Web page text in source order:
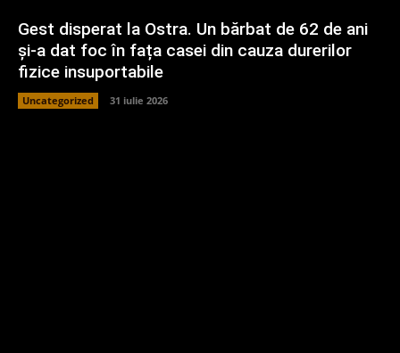
Gest disperat la Ostra. Un bărbat de 62 de ani
și-a dat foc în fața casei din cauza durerilor
fizice insuportabile
Uncategorized 31 iulie 2026